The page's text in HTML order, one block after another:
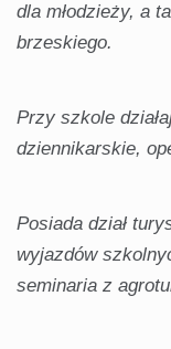
dla młodzieży, a
brzeskiego.
Przy szkole
dziennikarskie,
Posiada dział
wyjazdów
seminaria z